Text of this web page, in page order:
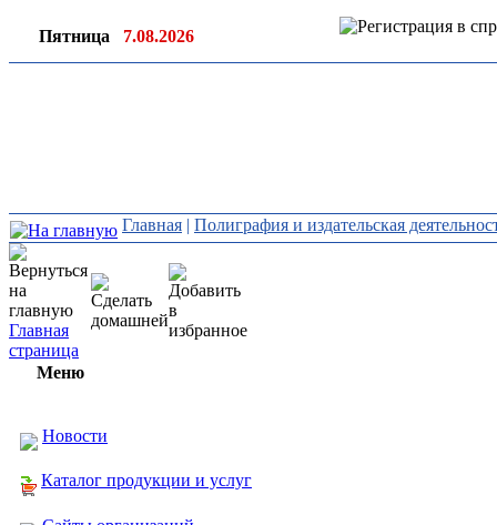
Пятница 7.08.2026
Главная | Полиграфия и издательская
Главная
страница
Меню
Новости
Каталог продукции и услуг